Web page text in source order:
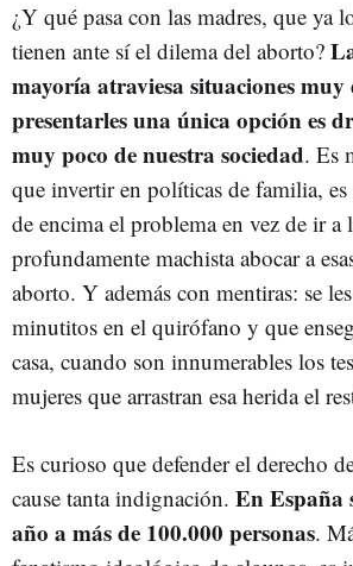
¿Y qué pasa con las madres, que ya
tienen ante sí el dilema del aborto?
mayoría atraviesa situaciones muy
presentarles una única opción es
muy poco de nuestra sociedad. Es
que invertir en políticas de familia,
de encima el problema en vez de ir a
profundamente machista abocar a
aborto. Y además con mentiras: se
minutitos en el quirófano y que
casa, cuando son innumerables los
mujeres que arrastran esa herida el
Es curioso que defender el derecho
cause tanta indignación. En España
año a más de 100.000 personas.